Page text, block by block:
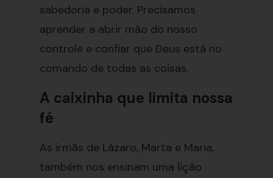
sabedoria e poder. Precisamos
aprender a abrir mão do nosso
controle e confiar que Deus está no
comando de todas as coisas.
A caixinha que limita nossa
fé
As irmãs de Lázaro, Marta e Maria,
também nos ensinam uma lição